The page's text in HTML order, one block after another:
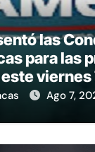
las
para las
viernes
Ago 7,